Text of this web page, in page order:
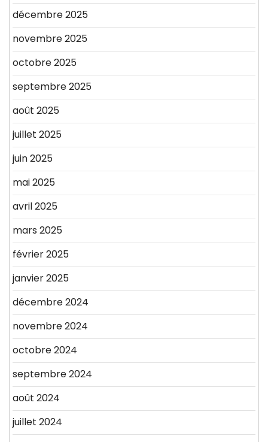
décembre 2025
novembre 2025
octobre 2025
septembre 2025
août 2025
juillet 2025
juin 2025
mai 2025
avril 2025
mars 2025
février 2025
janvier 2025
décembre 2024
novembre 2024
octobre 2024
septembre 2024
août 2024
juillet 2024